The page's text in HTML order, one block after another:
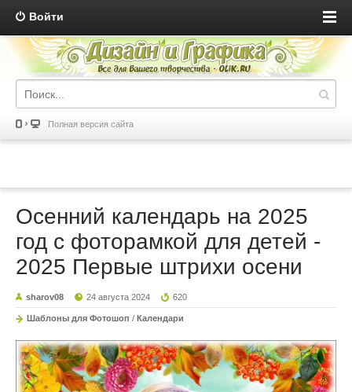
Войти
Полная версия сайта
Осенний календарь на 2025
год с фоторамкой для детей -
2025 Первые штрихи осени
sharov08 24 августа 2024 620
Шаблоны для Фотошоп / Календари